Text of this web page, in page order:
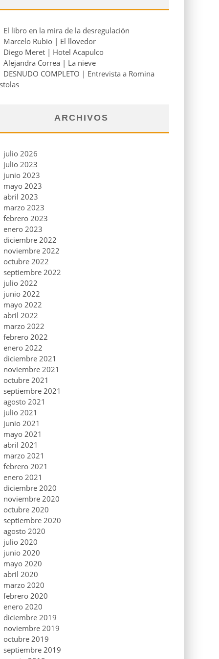
El libro en la mira de la desregulación
Marcelo Rubio | El llovedor
Diego Meret | Hotel Acapulco
Alejandra Correa | La nieve
DESNUDO COMPLETO | Entrevista a Romina
ARCHIVOS
julio 2026
julio 2023
junio 2023
mayo 2023
abril 2023
marzo 2023
febrero 2023
enero 2023
diciembre 2022
noviembre 2022
octubre 2022
septiembre 2022
julio 2022
junio 2022
mayo 2022
abril 2022
marzo 2022
febrero 2022
enero 2022
diciembre 2021
noviembre 2021
octubre 2021
septiembre 2021
agosto 2021
julio 2021
junio 2021
mayo 2021
abril 2021
marzo 2021
febrero 2021
enero 2021
diciembre 2020
noviembre 2020
octubre 2020
septiembre 2020
agosto 2020
julio 2020
junio 2020
mayo 2020
abril 2020
marzo 2020
febrero 2020
enero 2020
diciembre 2019
noviembre 2019
octubre 2019
septiembre 2019